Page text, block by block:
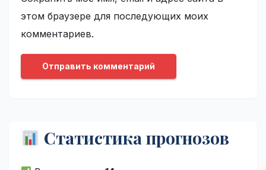
этом браузере для последующих моих
комментариев.
Статистика прогнозов